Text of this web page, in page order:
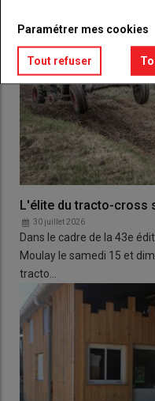
L'élite du tracto-cross
30 juillet 2026
Dans le cadre de la 43e
Moulay le samedi 15 et
tracto…
Paramétrer mes cookies
Tout refuser